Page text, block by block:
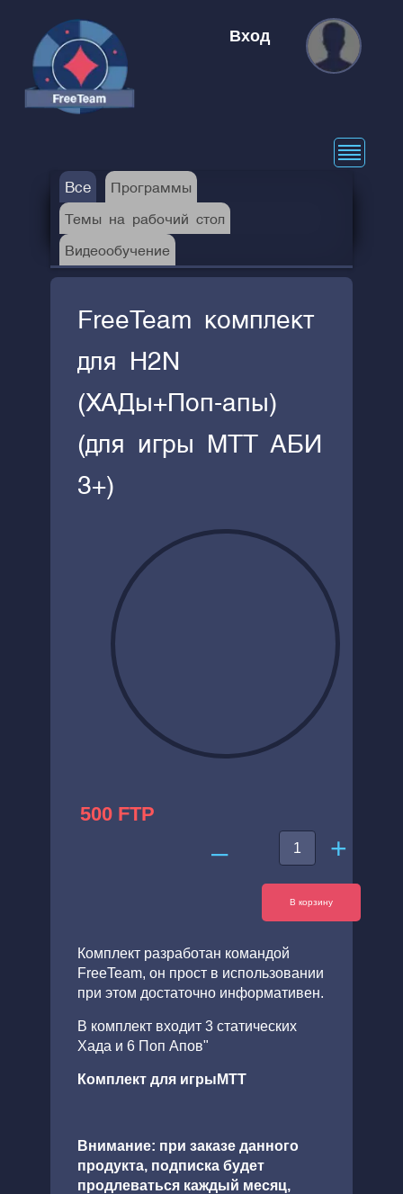
Вход
Все Программы
Темы на рабочий стол
Видеообучение
FreeTeam комплект
для H2N
(ХАДы+Поп-апы)
(для игры MTT АБИ
3+)
500 FTP
+
В корзину
–
Комплект разработан командой
FreeTeam, он прост в использовании
при этом достаточно информативен.
В комплект входит 3 статических
Xада и 6 Поп Апов"
Комплект для игрыMTT
Внимание: при заказе данного
продукта, подписка будет
продлеваться каждый месяц,